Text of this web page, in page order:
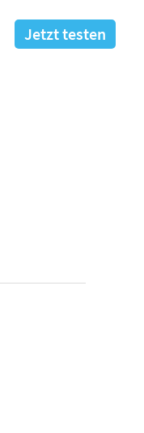
Jetzt testen